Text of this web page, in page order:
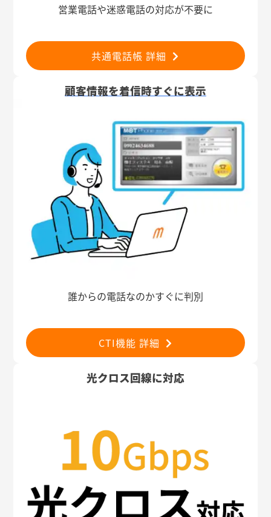
営業電話や迷惑電話の対応が不要に
共通電話帳 詳細
顧客情報を着信時すぐに表示
誰からの電話なのかすぐに判別
CTI機能 詳細
光クロス回線に対応